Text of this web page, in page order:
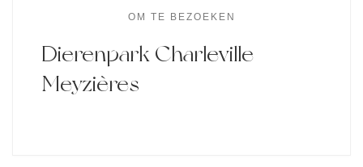
OM TE BEZOEKEN
Dierenpark Charleville-
Meyzières